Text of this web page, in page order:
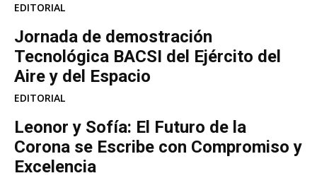
EDITORIAL
Jornada de demostración
Tecnológica BACSI del Ejército del
Aire y del Espacio
EDITORIAL
Leonor y Sofía: El Futuro de la
Corona se Escribe con Compromiso y
Excelencia